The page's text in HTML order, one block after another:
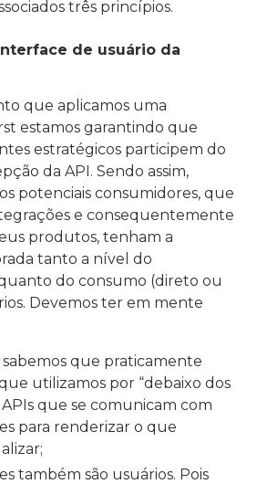
três princípios.
de usuário da
que aplicamos uma
estamos garantindo que
estratégicos participem do
da API. Sendo assim,
potenciais consumidores, que
e consequentemente
produtos, tenham a
tanto a nível do
do consumo (direto ou
Devemos ter em mente
sabemos que praticamente
utilizamos por “debaixo dos
APIs que se comunicam com
para renderizar o que
também são usuários. Pois